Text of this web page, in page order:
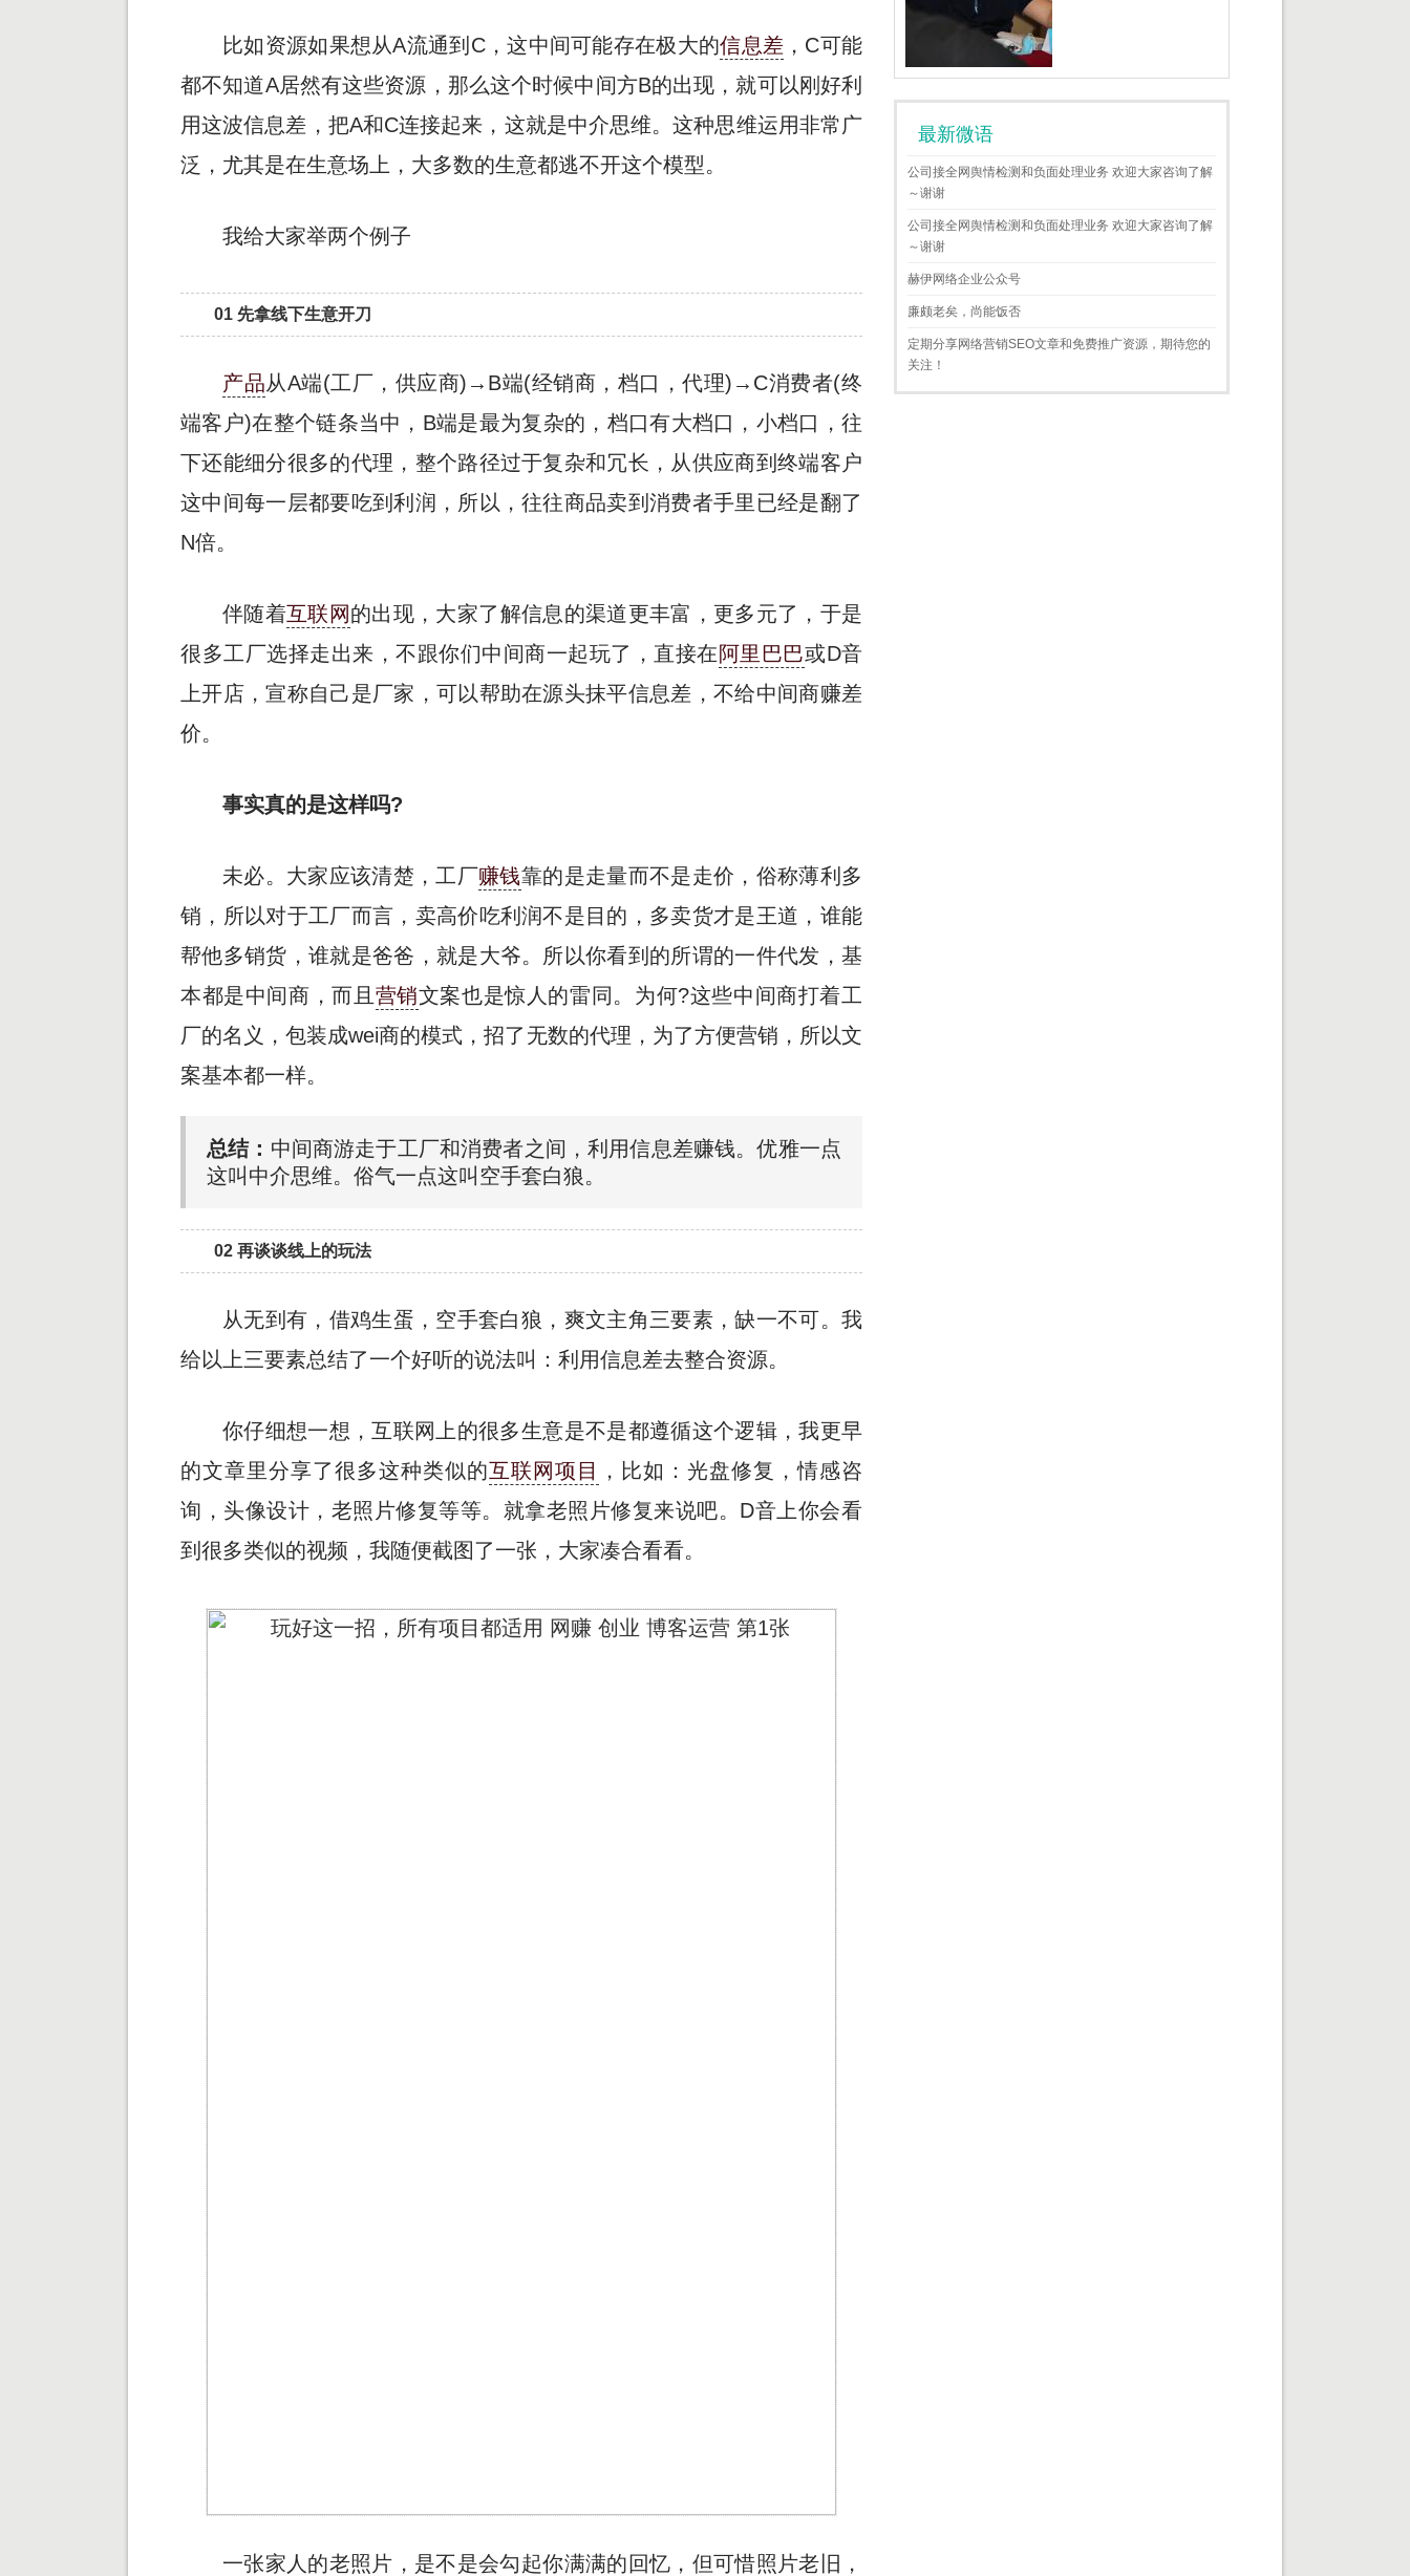
比如资源如果想从A流通到C，这中间可能存在极大的信息差 ，C可能
都不知道A居然有这些资源，那么这个时候中间方B的出现，就可以刚好利
用这波信息差，把A和C连接起来，这就是中介思维。这种思维运用非常广
泛，尤其是在生意场上，大多数的生意都逃不开这个模型。
我给大家举两个例子
01 先拿线下生意开刀
产品从A端(工厂，供应商)→B端(经销商，档口，代理)→C消费者(终
端客户)在整个链条当中，B端是最为复杂的，档口有大档口，小档口，往
下还能细分很多的代理，整个路径过于复杂和冗长，从供应商到终端客户
这中间每一层都要吃到利润，所以，往往商品卖到消费者手里已经是翻了
N倍。
伴随着互联网的出现，大家了解信息的渠道更丰富，更多元了，于是
很多工厂选择走出来，不跟你们中间商一起玩了，直接在阿里巴巴或D音
上开店，宣称自己是厂家，可以帮助在源头抹平信息差，不给中间商赚差
价。
事实真的是这样吗?
未必。大家应该清楚，工厂赚钱靠的是走量而不是走价，俗称薄利多
销，所以对于工厂而言，卖高价吃利润不是目的，多卖货才是王道，谁能
帮他多销货，谁就是爸爸，就是大爷。所以你看到的所谓的一件代发，基
本都是中间商，而且 营销文案也是惊人的雷同。为何?这些中间商打着工
厂的名义，包装成wei商的模式，招了无数的代理，为了方便营销，所以文
案基本都一样。
总结： 中间商游走于工厂和消费者之间，利用信息差赚钱。优雅一点
这叫中介思维。俗气一点这叫空手套白狼。
02 再谈谈线上的玩法
从无到有，借鸡生蛋，空手套白狼，爽文主角三要素，缺一不可。我
给以上三要素总结了一个好听的说法叫：利用信息差去整合资源。
你仔细想一想，互联网上的很多生意是不是都遵循这个逻辑，我更早
的文章里分享了很多这种类似的互联网项目
，比如：光盘修复，情感咨
询，头像设计，老照片修复等等。就拿老照片修复来说吧。D音上你会看
到很多类似的视频，我随便截图了一张，大家凑合看看。
一张家人的老照片，是不是会勾起你满满的回忆，但可惜照片老旧，
最新微语
公司接全网舆情检测和负面处理业务 欢迎大家咨询了解
～谢谢
公司接全网舆情检测和负面处理业务 欢迎大家咨询了解
～谢谢
赫伊网络企业公众号
廉颇老矣，尚能饭否
定期分享网络营销SEO文章和免费推广资源，期待您的
关注！